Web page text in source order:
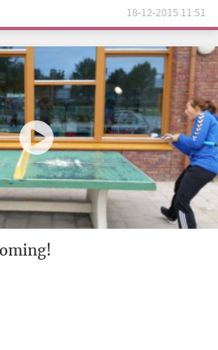
18-12-2015 11:51